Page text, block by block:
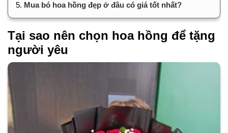
5. Mua bó hoa hồng đẹp ở đâu có giá tốt nhất?
Tại sao nên chọn hoa hồng để tặng
người yêu